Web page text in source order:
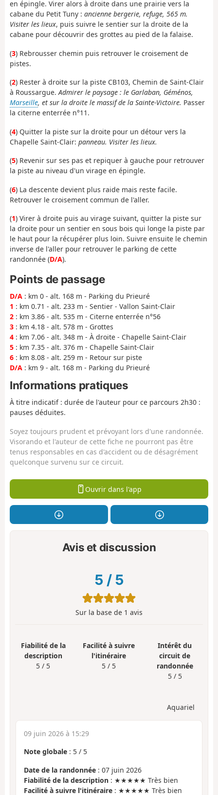
en épingle. Virer alors à droite dans une prairie vers la
cabane du Petit Tuny : ancienne bergerie, refuge, 565 m.
Visiter les lieux, puis suivre le sentier sur la droite de la
cabane pour découvrir des grottes au pied de la falaise.
(3) Rebrousser chemin puis retrouver le croisement de
pistes.
(2) Rester à droite sur la piste CB103, Chemin de Saint-Clair
à Roussargue.Admirer le paysage : le Garlaban, Géménos,
Marseille, et sur la droite le massif de la Sainte-Victoire. Passer
la citerne enterrée n°11.
(4) Quitter la piste sur la droite pour un détour vers la
Chapelle Saint-Clair: panneau. Visiter les lieux.
(5) Revenir sur ses pas et repiquer à gauche pour retrouver
la piste au niveau d'un virage en épingle.
(6) La descente devient plus raide mais reste facile.
Retrouver le croisement commun de l'aller.
(1) Virer à droite puis au virage suivant, quitter la piste sur
la droite pour un sentier en sous bois qui longe la piste par
le haut pour la récupérer plus loin. Suivre ensuite le chemin
inverse de l'aller pour retrouver le parking de cette
randonnée (D/A).
Points de passage
D/A : km 0 - alt. 168 m - Parking du Prieuré
1 : km 0.71 - alt. 233 m - Sentier - Vallon Saint-Clair
2 : km 3.86 - alt. 535 m - Citerne enterrée n°56
3 : km 4.18 - alt. 578 m - Grottes
4 : km 7.06 - alt. 348 m - À droite - Chapelle Saint-Clair
5 : km 7.35 - alt. 376 m - Chapelle Saint-Clair
6 : km 8.08 - alt. 259 m - Retour sur piste
D/A : km 9 - alt. 168 m - Parking du Prieuré
Informations pratiques
À titre indicatif : durée de l'auteur pour ce parcours 2h30 :
pauses déduites.
Soyez toujours prudent et prévoyant lors d'une randonnée.
Visorando et l'auteur de cette fiche ne pourront pas être
tenus responsables en cas d'accident ou de désagrément
quelconque survenu sur ce circuit.
Ouvrir dans l'app
Avis et discussion
5 / 5
Sur la base de 1 avis
Fiabilité de la
description
5 / 5
Facilité à suivre
l'itinéraire
5 / 5
Intérêt du
circuit de
randonnée
5 / 5
Aquariel
09 juin 2026 à 15:29
Note globale : 5 / 5
Date de la randonnée : 07 juin 2026
Fiabilité de la description : ★★★★★ Très bien
Facilité à suivre l'itinéraire : ★★★★★ Très bien